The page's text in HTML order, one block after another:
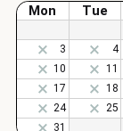
Mon Tue